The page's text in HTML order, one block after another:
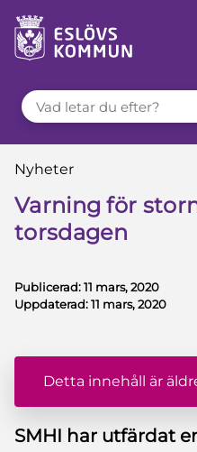
till innehåll
VAD LETAR DU EFTER?
Du är här:
Nyheter
Varning för
torsdagen
Publicerad:11 mars, 2020
Uppdaterad:11 mars, 2020
Detta innehåll är
SMHI har utfärdat